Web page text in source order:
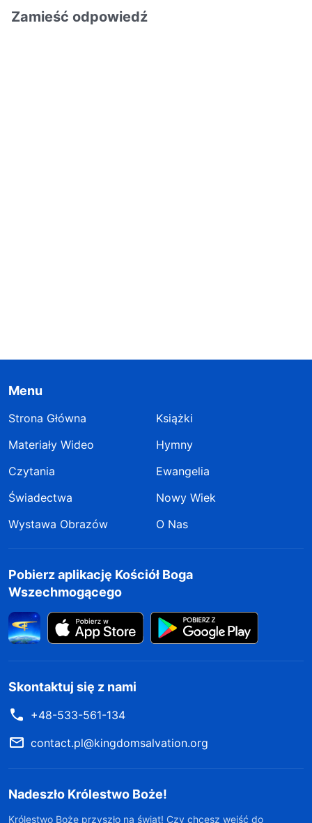
Zamieść odpowiedź
Menu
Strona Główna
Książki
Materiały Wideo
Hymny
Czytania
Ewangelia
Świadectwa
Nowy Wiek
Wystawa Obrazów
O Nas
Pobierz aplikację Kościół Boga
Wszechmogącego
Skontaktuj się z nami
+48-533-561-134
contact.pl@kingdomsalvation.org
Nadeszło Królestwo Boże!
Królestwo Boże przyszło na świat! Czy chcesz wejść do